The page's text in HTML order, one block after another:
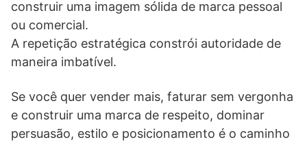
construir uma imagem sólida de marca pessoal
ou comercial.
A repetição estratégica constrói autoridade de
maneira imbatível.
Se você quer vender mais, faturar sem vergonha
e construir uma marca de respeito, dominar
persuasão, estilo e posicionamento é o caminho